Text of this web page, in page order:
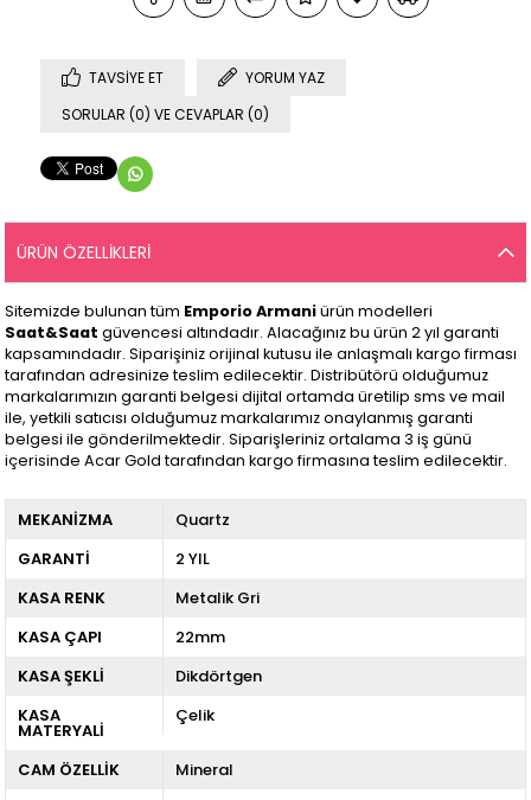
TAVSIYE ET
YORUM YAZ
SORULAR (0) VE CEVAPLAR (0)
ÜRÜN ÖZELLIKLERI
Sitemizde bulunan tüm Emporio Armaniürün modelleri
Saat&Saat güvencesi altındadır. Alacağınız bu ürün 2 yıl garanti
kapsamındadır. Siparişiniz orijinal kutusu ile anlaşmalı kargo firması
tarafından adresinize teslim edilecektir. Distribütörü olduğumuz
markalarımızın garanti belgesi dijital ortamda üretilip sms ve mail
ile, yetkili satıcısı olduğumuz markalarımız onaylanmış garanti
belgesi ile gönderilmektedir. Siparişleriniz ortalama 3 iş günü
içerisinde Acar Gold tarafından kargo firmasına teslim edilecektir.
MEKANİZMA
Quartz
GARANTİ
2 YIL
KASA RENK
Metalik Gri
KASA ÇAPI
22mm
KASA ŞEKLİ
Dikdörtgen
KASA
MATERYALİ
Çelik
CAM ÖZELLİK
Mineral